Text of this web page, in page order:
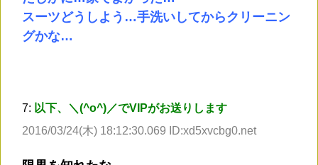
スーツどうしよう…手洗いしてからクリーニン
グかな…
7: 以下、＼(^o^)／でVIPがお送りします
2016/03/24(木) 18:12:30.069 ID:xd5xvcbg0.net